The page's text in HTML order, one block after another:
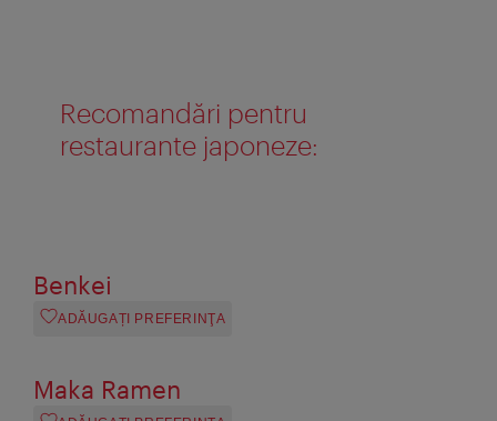
Recomandări pentru
restaurante japoneze:
Benkei
ADĂUGAȚI PREFERINŢA
Maka Ramen